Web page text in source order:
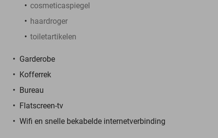
cosmeticaspiegel
haardroger
toiletartikelen
Garderobe
Kofferrek
Bureau
Flatscreen-tv
Wifi en snelle bekabelde internetverbinding